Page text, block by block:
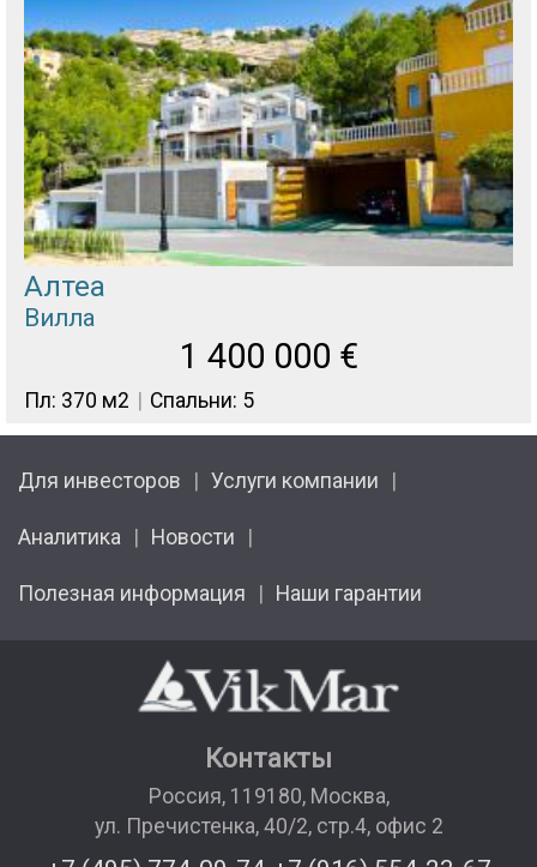
Алтеа
Вилла
1 400 000 €
Пл: 370 м2 Спальни: 5
Для инвесторов Услуги компании
Аналитика Новости
Полезная информация Наши гарантии
Контакты
Россия, 119180, Москва,
ул. Пречистенка, 40/2, стр.4, офис 2